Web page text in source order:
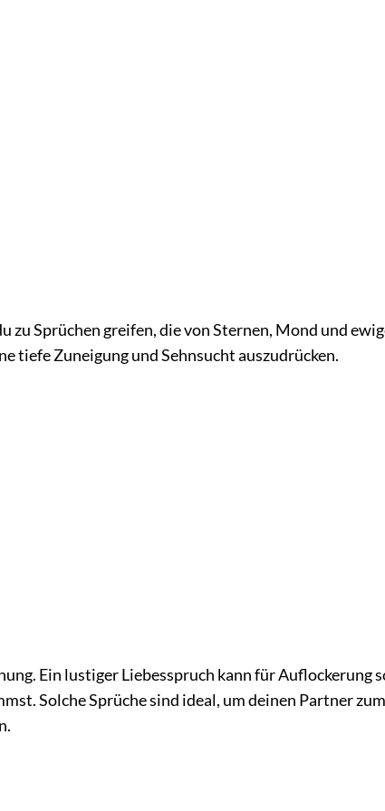
zu Sprüchen greifen, die von Sternen, Mond und
tiefe Zuneigung und Sehnsucht auszudrücken.
Ein lustiger Liebesspruch kann für Auflockerung
Solche Sprüche sind ideal, um deinen Partner zum